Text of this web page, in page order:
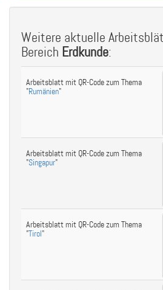
Weitere aktuelle
Bereich Erdkunde:
Arbeitsblatt mit QR-Code zum Thema
"Rumänien"
Arbeitsblatt mit QR-Code zum Thema
"Singapur"
Arbeitsblatt mit QR-Code zum Thema
"Tirol"